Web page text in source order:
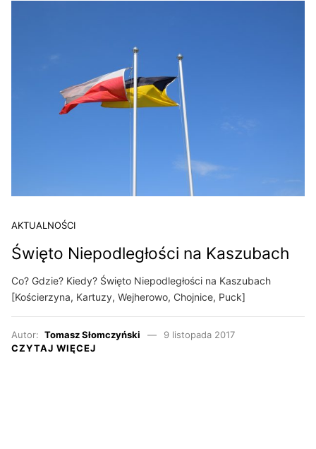
AKTUALNOŚCI
Święto Niepodległości na Kaszubach
Co? Gdzie? Kiedy? Święto Niepodległości na Kaszubach
[Kościerzyna, Kartuzy, Wejherowo, Chojnice, Puck]
Autor: Tomasz Słomczyński
9 listopada 2017
CZYTAJ WIĘCEJ